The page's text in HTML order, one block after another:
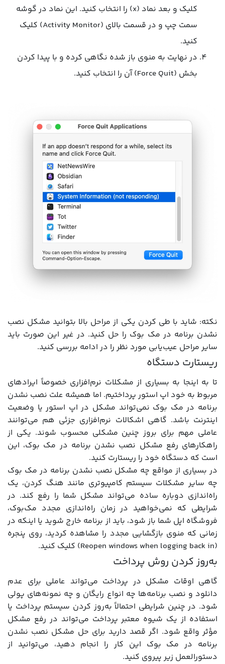
کلیک و بعد نماد (x) را انتخاب کنید. این نماد در گوشه
سمت چپ و در قسمت بالای (Activity Monitor) کلیک
کنید.
در نهایت به منوی باز شده نگاهی کرده و با پیدا کردن
بخش (Force Quit) آن را انتخاب کنید.
نکته: شاید با طی کردن یکی از مراحل بالا بتوانید مشکل نصب
نشدن برنامه در مک بوک را حل کنید. در غیر این صورت باید
سایر مراحل عیب‌یابی مورد نظر را در ادامه بررسی کنید.
ریستارت دستگاه
تا به اینجا به بسیاری از مشکلات نرم‌افزاری خصوصاً ایرادهای
مربوط به خود اپ استور پرداختیم. اما همیشه علت نصب نشدن
برنامه در مک بوک نمی‌تواند مشکل در اپ استور یا وضعیت
اینترنت باشد. گاهی اشکالات نرم‌افزاری جزئی هم می‌توانند
عاملی مهم برای بروز چنین مشکلی محسوب شوند. یکی از
راهکارهای رفع مشکل نصب نشدن برنامه‌ در مک بوک، این
است که دستگاه خود را ریستارت کنید.
در بسیاری از مواقع چه مشکل نصب نشدن برنامه در مک بوک
چه سایر مشکلات سیستم کامپیوتری مانند هنگ کردن، یک
راه‌اندازی دوباره ساده می‌تواند مشکل شما را رفع کند. در
شرایطی که نمی‌خواهید در زمان راه‌اندازی مجدد مک‌بوک،
فروشگاه اپل شما باز شود، باید از برنامه خارج شوید یا اینکه در
زمانی که منوی بازگشایی مجدد را مشاهده کردید، روی پنجره
(Reopen windows when logging back in) کلیک کنید.
به‌روز کردن روش پرداخت
گاهی اوقات مشکل در پرداخت می‌تواند عاملی برای عدم
دانلود و نصب برنامه‌ها چه انواع رایگان و چه نمونه‌های پولی
شود. در چنین شرایطی احتمالاً به‌روز کردن سیستم پرداخت یا
استفاده از یک شیوه معتبر پرداخت می‌تواند در رفع مشکل
مؤثر واقع شود. اگر قصد دارید برای حل مشکل نصب نشدن
برنامه در مک بوک این کار را انجام دهید، می‌توانید از
دستورالعمل زیر پیروی کنید.